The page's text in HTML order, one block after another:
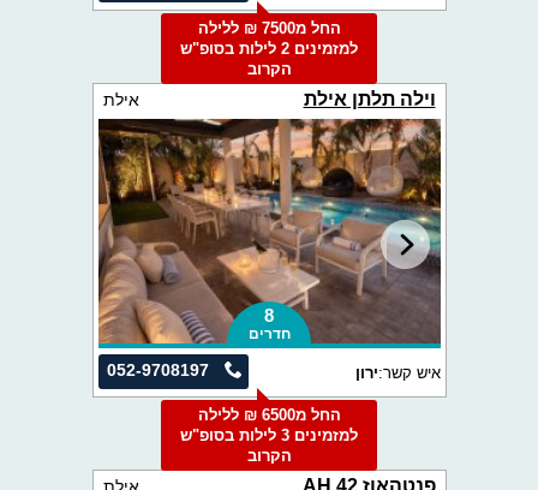
החל מ7500 ₪ ללילה
למזמינים 2 לילות בסופ"ש
הקרוב
וילה תלתן אילת אילת
8
חדרים
052-9708197 איש קשר:ירון
החל מ6500 ₪ ללילה
למזמינים 3 לילות בסופ"ש
הקרוב
פנטהאוז AH 42